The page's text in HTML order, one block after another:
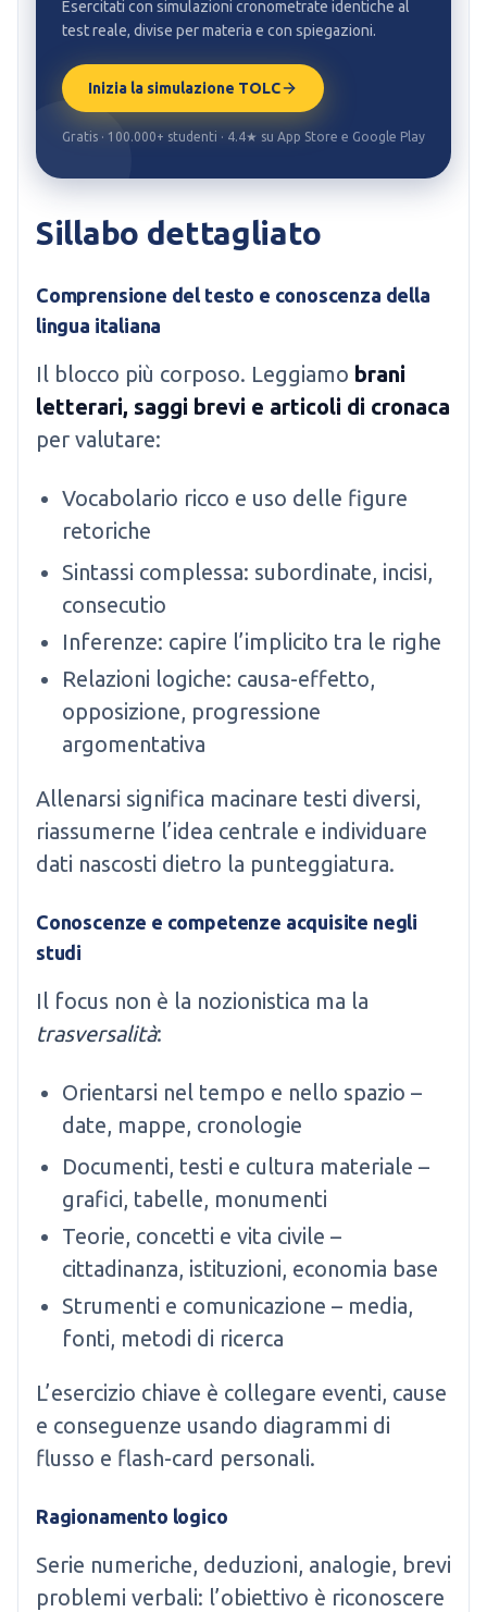
Esercitati con simulazioni cronometrate identiche al
test reale, divise per materia e con spiegazioni.
Inizia la simulazione TOLC
Gratis · 100.000+ studenti · 4.4★ su App Store e Google Play
Sillabo dettagliato
Comprensione del testo e conoscenza della
lingua italiana
Il blocco più corposo. Leggiamo brani
letterari, saggi brevi e articoli di cronaca
per valutare:
Vocabolario ricco e uso delle figure
retoriche
Sintassi complessa: subordinate, incisi,
consecutio
Inferenze: capire l’implicito tra le righe
Relazioni logiche: causa-effetto,
opposizione, progressione
argomentativa
Allenarsi significa macinare testi diversi,
riassumerne l’idea centrale e individuare
dati nascosti dietro la punteggiatura.
Conoscenze e competenze acquisite negli
studi
Il focus non è la nozionistica ma la
trasversalità:
Orientarsi nel tempo e nello spazio –
date, mappe, cronologie
Documenti, testi e cultura materiale –
grafici, tabelle, monumenti
Teorie, concetti e vita civile –
cittadinanza, istituzioni, economia base
Strumenti e comunicazione – media,
fonti, metodi di ricerca
L’esercizio chiave è collegare eventi, cause
e conseguenze usando diagrammi di
flusso e flash-card personali.
Ragionamento logico
Serie numeriche, deduzioni, analogie, brevi
problemi verbali: l’obiettivo è riconoscere